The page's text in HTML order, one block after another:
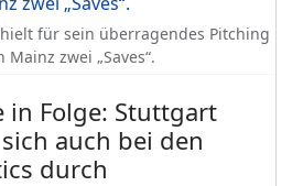
für sein überragendes Pitching
Mainz zwei „Saves“.
in Folge: Stuttgart
auch bei den
durch